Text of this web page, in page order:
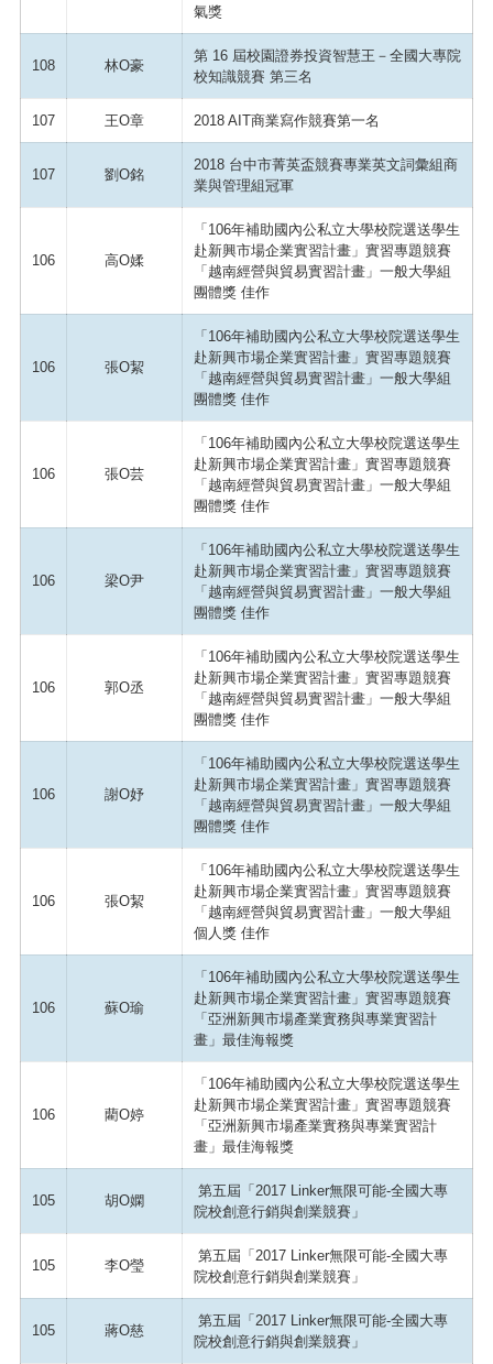
氣獎
108 林O豪
第 16 屆校園證券投資智慧王－全國大專院
校知識競賽 第三名
107 王O章 2018 AIT商業寫作競賽第一名
107 劉O銘
2018 台中市菁英盃競賽專業英文詞彙組商
業與管理組冠軍
106 高O媃
「106年補助國內公私立大學校院選送學生
赴新興市場企業實習計畫」實習專題競賽
「越南經營與貿易實習計畫」一般大學組
團體獎 佳作
106 張O絜
「106年補助國內公私立大學校院選送學生
赴新興市場企業實習計畫」實習專題競賽
「越南經營與貿易實習計畫」一般大學組
團體獎 佳作
106 張O芸
「106年補助國內公私立大學校院選送學生
赴新興市場企業實習計畫」實習專題競賽
「越南經營與貿易實習計畫」一般大學組
團體獎 佳作
106 梁O尹
「106年補助國內公私立大學校院選送學生
赴新興市場企業實習計畫」實習專題競賽
「越南經營與貿易實習計畫」一般大學組
團體獎 佳作
106 郭O丞
「106年補助國內公私立大學校院選送學生
赴新興市場企業實習計畫」實習專題競賽
「越南經營與貿易實習計畫」一般大學組
團體獎 佳作
106 謝O妤
「106年補助國內公私立大學校院選送學生
赴新興市場企業實習計畫」實習專題競賽
「越南經營與貿易實習計畫」一般大學組
團體獎 佳作
106 張O絜
「106年補助國內公私立大學校院選送學生
赴新興市場企業實習計畫」實習專題競賽
「越南經營與貿易實習計畫」一般大學組
個人獎 佳作
106 蘇O瑜
「106年補助國內公私立大學校院選送學生
赴新興市場企業實習計畫」實習專題競賽
「亞洲新興市場產業實務與專業實習計
畫」最佳海報獎
106 藺O婷
「106年補助國內公私立大學校院選送學生
赴新興市場企業實習計畫」實習專題競賽
「亞洲新興市場產業實務與專業實習計
畫」最佳海報獎
105 胡O嫻
第五屆「2017 Linker無限可能-全國大專
院校創意行銷與創業競賽」
105 李O瑩
第五屆「2017 Linker無限可能-全國大專
院校創意行銷與創業競賽」
105 蔣O慈
第五屆「2017 Linker無限可能-全國大專
院校創意行銷與創業競賽」